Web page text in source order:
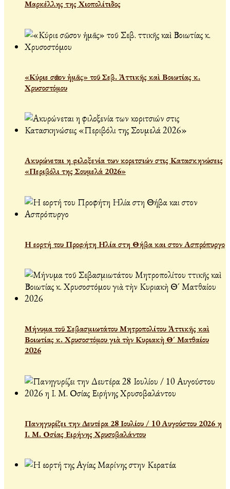
Μαρκέλλης της Χιοπολίτιδος
«Κύριε σῶσον ἡμᾶς» τοῦ Σεβ. Ἀττικῆς καὶ Βοιωτίας κ.
Χρυσοστόμου
Ακυρώνεται η φιλοξενία των κοριτσιών στις Κατασκηνώσεις
«Περιβόλι της Σουμελά 2026»
Η εορτή του Προφήτη Ηλία στη Θήβα και στον Ασπρόπυργο
Μήνυμα τοῦ Σεβασμιωτάτου Μητροπολίτου Ἀττικῆς καὶ
Βοιωτίας κ. Χρυσοστόμου γιὰ τὴν Κυριακὴ Θ´ Ματθαίου
2026
Πανηγυρίζει την Δευτέρα 28 Ιουλίου / 10 Αυγούστου 2026 η
Ι. Μ. Οσίας Ειρήνης Χρυσοβαλάντου